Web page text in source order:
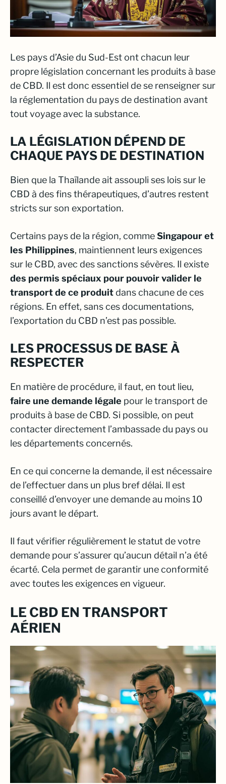
Les pays d’Asie du Sud-Est ont chacun leur
propre législation concernant les produits à base
de CBD. Il est donc essentiel de se renseigner sur
la réglementation du pays de destination avant
tout voyage avec la substance.
LA LÉGISLATION DÉPEND DE
CHAQUE PAYS DE DESTINATION
Bien que la Thaïlande ait assoupli ses lois sur le
CBD à des fins thérapeutiques, d’autres restent
stricts sur son exportation.
Certains pays de la région, commeSingapour et
les Philippines, maintiennent leurs exigences
sur le CBD, avec des sanctions sévères. Il existe
des permis spéciaux pour pouvoir valider le
transport de ce produitdans chacune de ces
régions. En effet, sans ces documentations,
l’exportation du CBD n’est pas possible.
LES PROCESSUS DE BASE À
RESPECTER
En matière de procédure, il faut, en tout lieu,
faire une demande légale pour le transport de
produits à base de CBD. Si possible, on peut
contacter directement l’ambassade du pays ou
les départements concernés.
En ce qui concerne la demande, il est nécessaire
de l’effectuer dans un plus bref délai. Il est
conseillé d’envoyer une demande au moins 10
jours avant le départ.
Il faut vérifier régulièrement le statut de votre
demande pour s’assurer qu’aucun détail n’a été
écarté. Cela permet de garantir une conformité
avec toutes les exigences en vigueur.
LE CBD EN TRANSPORT
AÉRIEN